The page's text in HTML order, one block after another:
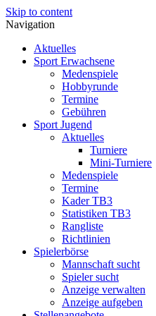
Skip to content
Navigation
Aktuelles
Sport Erwachsene
Medenspiele
Hobbyrunde
Termine
Gebühren
Sport Jugend
Aktuelles
Turniere
Mini-Turniere
Medenspiele
Termine
Kader TB3
Statistiken TB3
Rangliste
Richtlinien
Spielerbörse
Mannschaft sucht
Spieler sucht
Anzeige verwalten
Anzeige aufgeben